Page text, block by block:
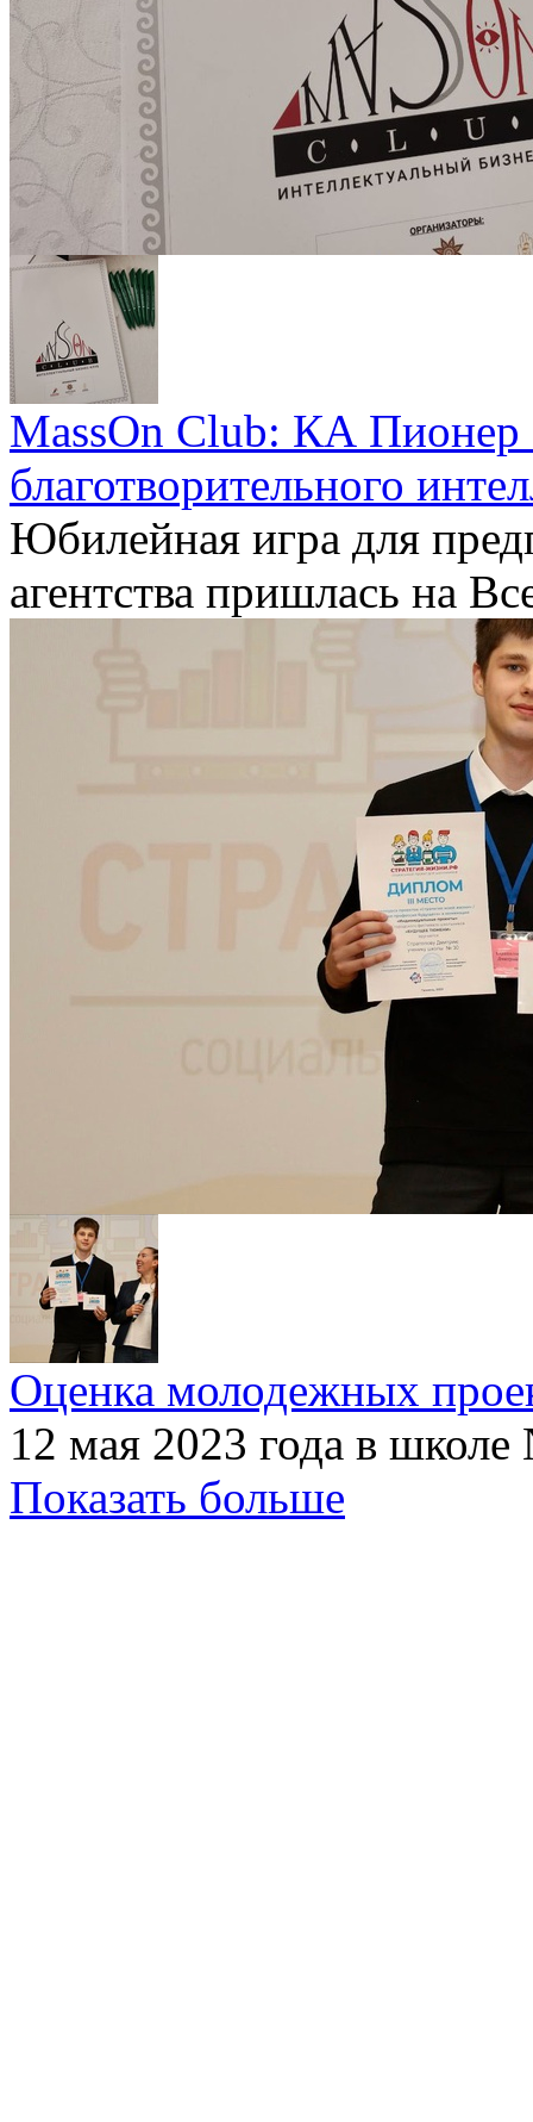
MassOn Club: КА Пионер
благотворительного
Юбилейная игра для
агентства пришлась на
Оценка молодежных
12 мая 2023 года в школе
Показать больше